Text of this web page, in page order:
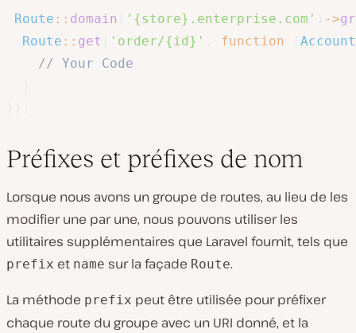
Route :: domain '{store}.enterprise.com' ->
Route :: get 'order/{id}' function
Account
// Your Code
Préfixes et préfixes de nom
Lorsque nous avons un groupe de routes, au lieu de les
modifier une par une, nous pouvons utiliser les
utilitaires supplémentaires que Laravel fournit, tels que
prefix et name sur la façade Route.
La méthode prefix peut être utilisée pour préfixer
chaque route du groupe avec un URI donné, et la